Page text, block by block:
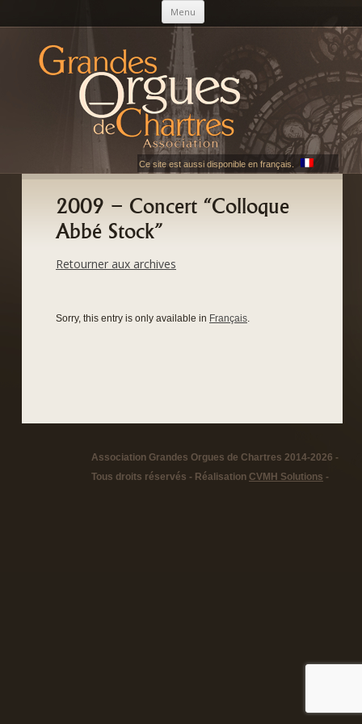
Menu Skip to content
AGOC
Les Grandes Orgues de Chartres
Ce site est aussi disponible en français.
2009 – Concert “Colloque
Abbé Stock”
Retourner aux archives
Sorry, this entry is only available in Français.
Association Grandes Orgues de Chartres 2014-2026 -
Tous droits réservés - Réalisation CVMH Solutions -